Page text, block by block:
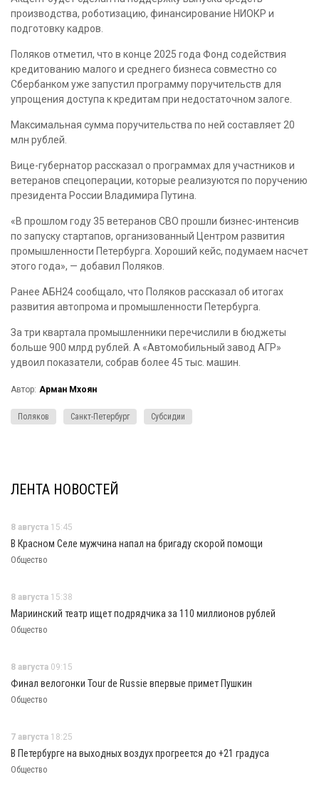
производства, роботизацию, финансирование НИОКР и
подготовку кадров.
Поляков отметил, что в конце 2025 года Фонд содействия
кредитованию малого и среднего бизнеса совместно со
Сбербанком уже запустил программу поручительств для
упрощения доступа к кредитам при недостаточном залоге.
Максимальная сумма поручительства по ней составляет 20
млн рублей.
Вице-губернатор рассказал о программах для участников и
ветеранов спецоперации, которые реализуются по поручению
президента России Владимира Путина.
«В прошлом году 35 ветеранов СВО прошли бизнес-интенсив
по запуску стартапов, организованный Центром развития
промышленности Петербурга. Хороший кейс, подумаем насчет
этого года», — добавил Поляков.
Ранее АБН24 сообщало, что Поляков рассказал об итогах
развития автопрома и промышленности Петербурга.
За три квартала промышленники перечислили в бюджеты
больше 900 млрд рублей. А «Автомобильный завод АГР»
удвоил показатели, собрав более 45 тыс. машин.
Автор: Арман Мхоян
Поляков Санкт-Петербург Субсидии
ЛЕНТА НОВОСТЕЙ
8 августа 15:45
В Красном Селе мужчина напал на бригаду скорой помощи
Общество
8 августа 15:38
Мариинский театр ищет подрядчика за 110 миллионов рублей
Общество
8 августа 09:15
Финал велогонки Tour de Russie впервые примет Пушкин
Общество
7 августа 18:25
В Петербурге на выходных воздух прогреется до +21 градуса
Общество